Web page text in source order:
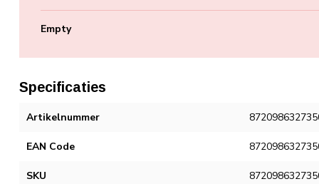
Empty
Specificaties
Artikelnummer
EAN Code
SKU